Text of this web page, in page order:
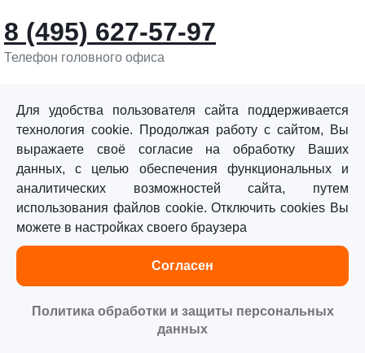
8 (495) 627-57-97
Телефон головного офиса
©«Sturm!» 2011–2026 ®
Все права защищены.
Политика обработки персональных данных
Для удобства пользователя сайта поддерживается
технология cookie. Продолжая работу с сайтом, Вы
выражаете своё согласие на обработку Ваших
данных, с целью обеспечения функциональных и
аналитических возможностей сайта, путем
использования файлов cookie. Отключить cookies Вы
можете в настройках своего браузера
Согласен
Политика обработки и защиты персональных
данных